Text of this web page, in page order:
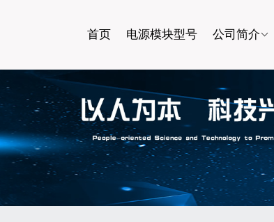
首页 电源模块型号 公司简介